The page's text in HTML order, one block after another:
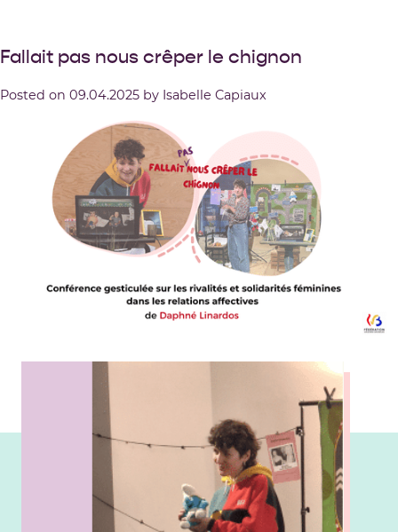
Fallait pas nous crêper le chignon
Posted on 09.04.2025 by Isabelle Capiaux